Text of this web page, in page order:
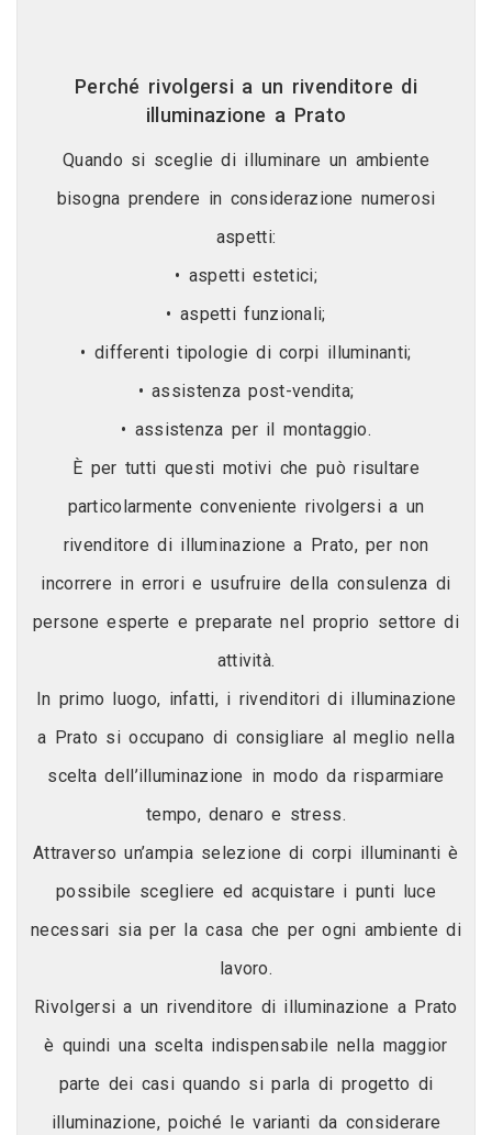
Perché rivolgersi a un rivenditore di
illuminazione a Prato
Quando si sceglie di illuminare un ambiente
bisogna prendere in considerazione numerosi
aspetti:
• aspetti estetici;
• aspetti funzionali;
• differenti tipologie di corpi illuminanti;
• assistenza post-vendita;
• assistenza per il montaggio.
È per tutti questi motivi che può risultare
particolarmente conveniente rivolgersi a un
rivenditore di illuminazione a Prato, per non
incorrere in errori e usufruire della consulenza di
persone esperte e preparate nel proprio settore di
attività.
In primo luogo, infatti, i rivenditori di illuminazione
a Prato si occupano di consigliare al meglio nella
scelta dell’illuminazione in modo da risparmiare
tempo, denaro e stress.
Attraverso un’ampia selezione di corpi illuminanti è
possibile scegliere ed acquistare i punti luce
necessari sia per la casa che per ogni ambiente di
lavoro.
Rivolgersi a un rivenditore di illuminazione a Prato
è quindi una scelta indispensabile nella maggior
parte dei casi quando si parla di progetto di
illuminazione, poiché le varianti da considerare